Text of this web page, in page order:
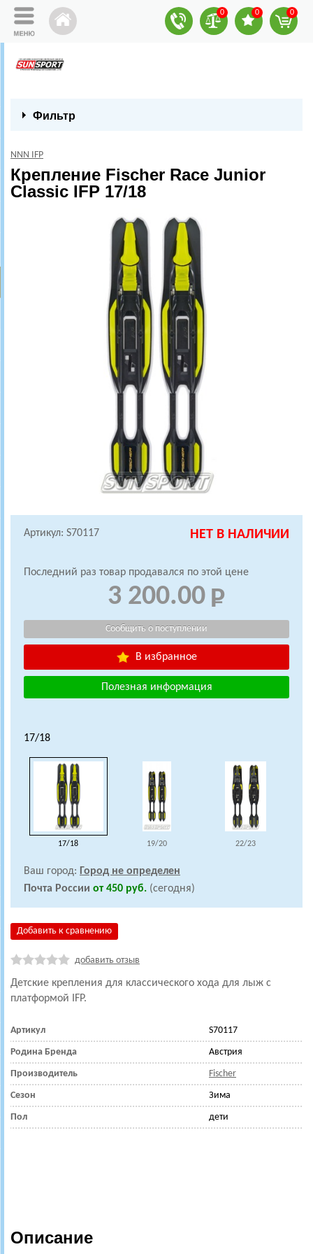
0 0 0
Фильтр
NNN IFP
Крепление Fischer Race Junior
Classic IFP 17/18
Артикул: S70117 НЕТ В НАЛИЧИИ
Последний раз товар продавался по этой цене
3 200.00
В избранное
Полезная информация
17/18
17/18 19/20 22/23
Ваш город: Город не определен
Почта России от 450 руб. (сегодня)
Добавить к сравнению
добавить отзыв
Детские крепления для классического хода для лыж с
платформой IFP.
Артикул S70117
Родина Бренда Австрия
Производитель Fischer
Сезон Зима
Пол дети
Описание